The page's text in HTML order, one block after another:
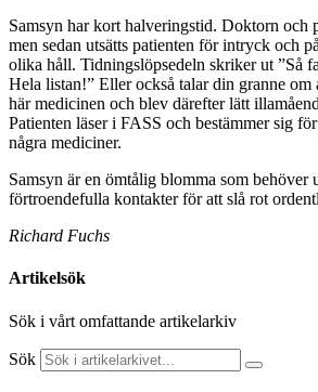
Samsyn har kort halveringstid. Doktorn och
men sedan utsätts patienten för intryck och
olika håll. Tidningslöpsedeln skriker ut ”Så
Hela listan!” Eller också talar din granne om
här medicinen och blev därefter lätt
Patienten läser i FASS och bestämmer sig
några mediciner.
Samsyn är en ömtålig blomma som behöver
förtroendefulla kontakter för att slå rot
Richard Fuchs
Artikelsök
Sök i vårt omfattande artikelarkiv
Sök